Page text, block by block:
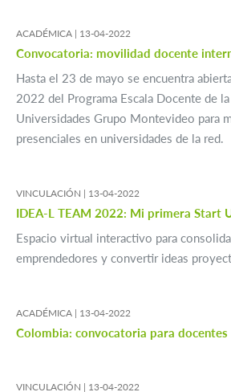
ACADÉMICA | 13-04-2022
Convocatoria: movilidad docente
Hasta el 23 de mayo se encuentra
2022 del Programa Escala Docente de
Universidades Grupo Montevideo para
presenciales en universidades de la red.
VINCULACIÓN | 13-04-2022
IDEA-L TEAM 2022: Mi primera Start
Espacio virtual interactivo para
emprendedores y convertir ideas
ACADÉMICA | 13-04-2022
Colombia: convocatoria para docentes
VINCULACIÓN | 13-04-2022